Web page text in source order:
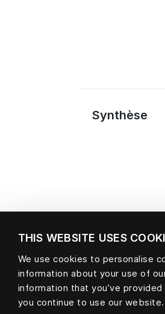
THIS WEBSITE USES
We use cookies to personalise
information about your use of
information that you’ve
you continue to use our website.
Synthèse
Matière